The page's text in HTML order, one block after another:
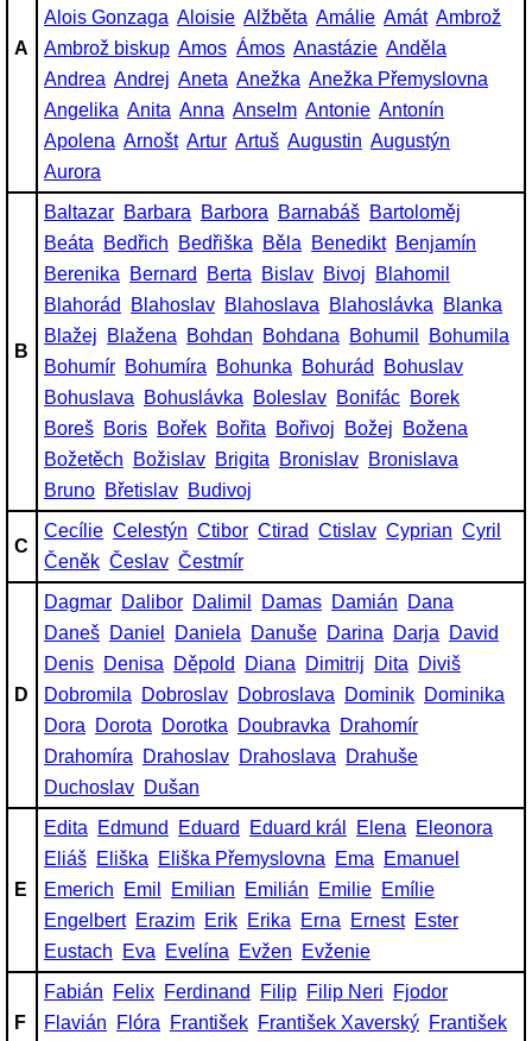
A
Alois Gonzaga Aloisie Alžběta Amálie Amát Ambrož
Ambrož biskup Amos Ámos Anastázie Anděla
Andrea Andrej Aneta Anežka Anežka Přemyslovna
Angelika Anita Anna Anselm Antonie Antonín
Apolena Arnošt Artur Artuš Augustin Augustýn
Aurora
B
Baltazar Barbara Barbora Barnabáš Bartoloměj
Beáta
Bedřich Bedřiška Běla Benedikt Benjamín
Berenika
Bernard Berta Bislav Bivoj
Blahomil
Blahorád
Blahoslav Blahoslava Blahoslávka
Blanka
Blažej
Blažena Bohdan Bohdana Bohumil
Bohumila
Bohumír Bohumíra Bohunka Bohurád
Bohuslav
Bohuslava
Bohuslávka Boleslav Bonifác Borek
Boreš Boris Bořek Bořita Bořivoj Božej
Božena
Božetěch
Božislav Brigita Bronislav Bronislava
Bruno Břetislav Budivoj
C
Cecílie Celestýn Ctibor Ctirad Ctislav Cyprian Cyril
Čeněk Česlav Čestmír
D
Dagmar Dalibor Dalimil Damas Damián
Dana
Daneš Daniel Daniela Danuše Darina Darja
David
Denis Denisa Děpold Diana Dimitrij Dita
Diviš
Dobromila
Dobroslav Dobroslava Dominik Dominika
Dora
Dorota Dorotka Doubravka
Drahomír
Drahomíra
Drahoslav Drahoslava
Drahuše
Duchoslav Dušan
E
Edita Edmund Eduard Eduard král Elena
Eleonora
Eliáš Eliška Eliška Přemyslovna Ema
Emanuel
Emerich
Emil Emilian Emilián Emilie Emílie
Engelbert Erazim Erik Erika Erna Ernest Ester
Eustach
Eva Evelína Evžen Evženie
F
Fabián Felix Ferdinand Filip Filip Neri
Fjodor
Flavián
Flóra František František Xaverský František